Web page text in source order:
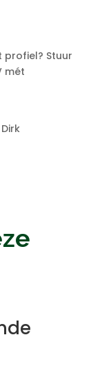
profiel? Stuur
mét